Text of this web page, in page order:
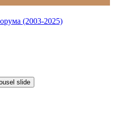
(2003-2025)
slide